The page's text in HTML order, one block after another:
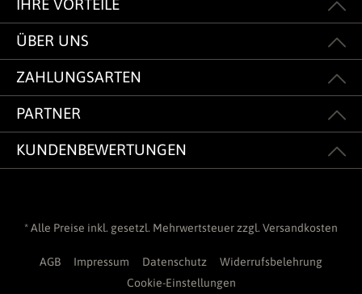
IHRE VORTEILE
ÜBER UNS
ZAHLUNGSARTEN
PARTNER
KUNDENBEWERTUNGEN
* Alle Preise inkl. gesetzl. Mehrwertsteuer zzgl. Versandkosten
AGB Impressum Datenschutz
Widerrufsbelehrung
Cookie-Einstellungen